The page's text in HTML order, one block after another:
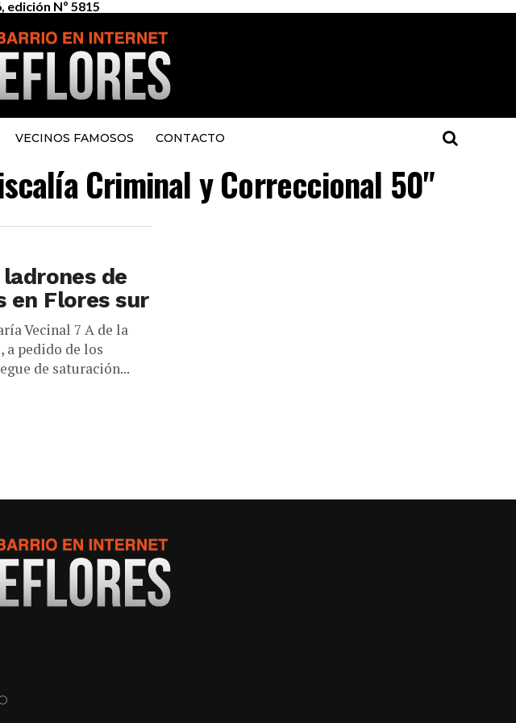
edición Nº 5815
VECINOS FAMOSOS CONTACTO
Criminal y Correccional 50"
de
en Flores sur
Vecinal 7 A de la
a pedido de los
de saturación...